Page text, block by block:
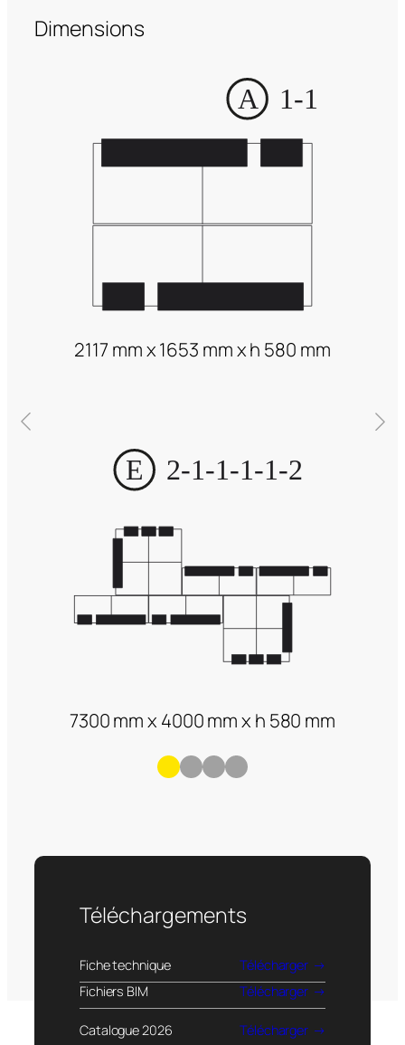
Dimensions
2117 mm x 1653 mm x h 580 mm
7300 mm x 4000 mm x h 580 mm
Téléchargements
Fiche technique
Télécharger
Fichiers BIM
Télécharger
Catalogue 2026 Télécharger